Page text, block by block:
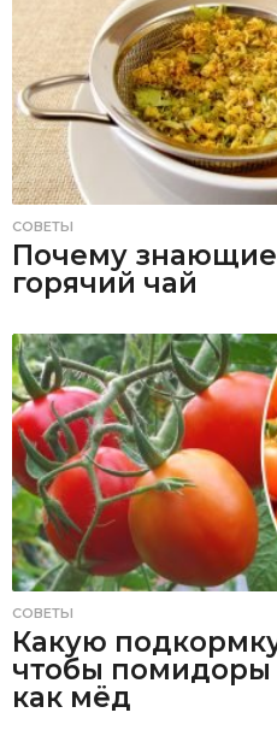
СОВЕТЫ
Почему
горячий чай
СОВЕТЫ
Какую
чтобы
как мёд